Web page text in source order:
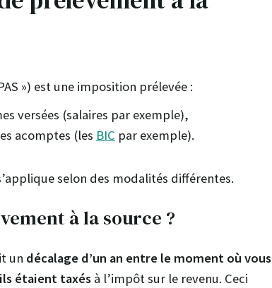
») est une imposition prélevée :
versées (salaires par exemple),
acomptes (les BIC par exemple).
selon des modalités différentes.
à la source ?
un décalage d’un an entre le moment où vous
étaient taxés à l’impôt sur le revenu. Ceci